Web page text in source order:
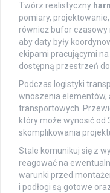
Twórz realistyczny
pomiary,
również bufor czasowy
aby daty były
ekipami pracującymi
dostępną przestrzeń
Podczas logistyki
wnoszenia elementów,
transportowych.
który może wynosić od
skomplikowania
Stale komunikuj się z
reagować na
warunki przed
i podłogi są gotowe